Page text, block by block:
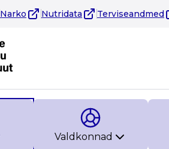
Narko Nutridata Terviseandmed
Valdkonnad